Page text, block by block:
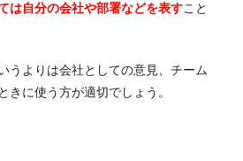
は自分の会社や部署などを表すこと
うよりは会社としての意見、チーム
きに使う方が適切でしょう。